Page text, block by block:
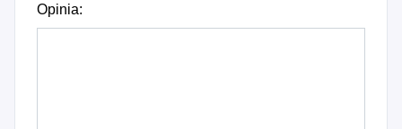
Opinia: